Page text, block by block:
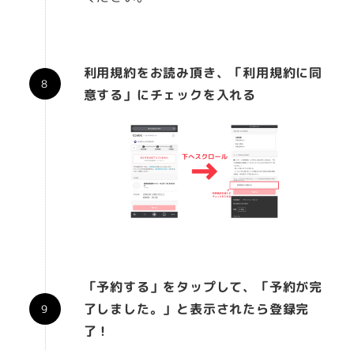
利用規約をお読み頂き、「利用規約に同
意する」にチェックを入れる
「予約する」をタップして、「予約が完
了しました。」と表示されたら登録完
了！